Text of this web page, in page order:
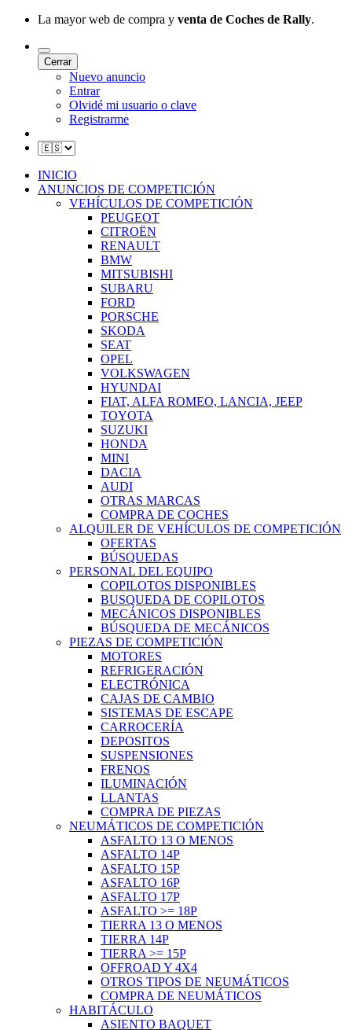
La mayor web de compra y venta de Coches de Rally.
Cerrar
Nuevo anuncio
Entrar
Olvidé mi usuario o clave
Registrarme
INICIO
ANUNCIOS DE COMPETICIÓN
VEHÍCULOS DE COMPETICIÓN
PEUGEOT
CITROËN
RENAULT
BMW
MITSUBISHI
SUBARU
FORD
PORSCHE
SKODA
SEAT
OPEL
VOLKSWAGEN
HYUNDAI
FIAT, ALFA ROMEO, LANCIA, JEEP
TOYOTA
SUZUKI
HONDA
MINI
DACIA
AUDI
OTRAS MARCAS
COMPRA DE COCHES
ALQUILER DE VEHÍCULOS DE COMPETICIÓN
OFERTAS
BÚSQUEDAS
PERSONAL DEL EQUIPO
COPILOTOS DISPONIBLES
BUSQUEDA DE COPILOTOS
MECÁNICOS DISPONIBLES
BÚSQUEDA DE MECÁNICOS
PIEZAS DE COMPETICIÓN
MOTORES
REFRIGERACIÓN
ELECTRÓNICA
CAJAS DE CAMBIO
SISTEMAS DE ESCAPE
CARROCERÍA
DEPOSITOS
SUSPENSIONES
FRENOS
ILUMINACIÓN
LLANTAS
COMPRA DE PIEZAS
NEUMÁTICOS DE COMPETICIÓN
ASFALTO 13 O MENOS
ASFALTO 14P
ASFALTO 15P
ASFALTO 16P
ASFALTO 17P
ASFALTO >= 18P
TIERRA 13 O MENOS
TIERRA 14P
TIERRA >= 15P
OFFROAD Y 4X4
OTROS TIPOS DE NEUMÁTICOS
COMPRA DE NEUMÁTICOS
HABITÁCULO
ASIENTO BAQUET